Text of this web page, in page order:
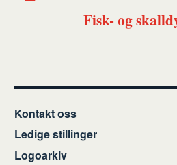
Fisk- og
Kontakt oss
Ledige stillinger
Logoarkiv